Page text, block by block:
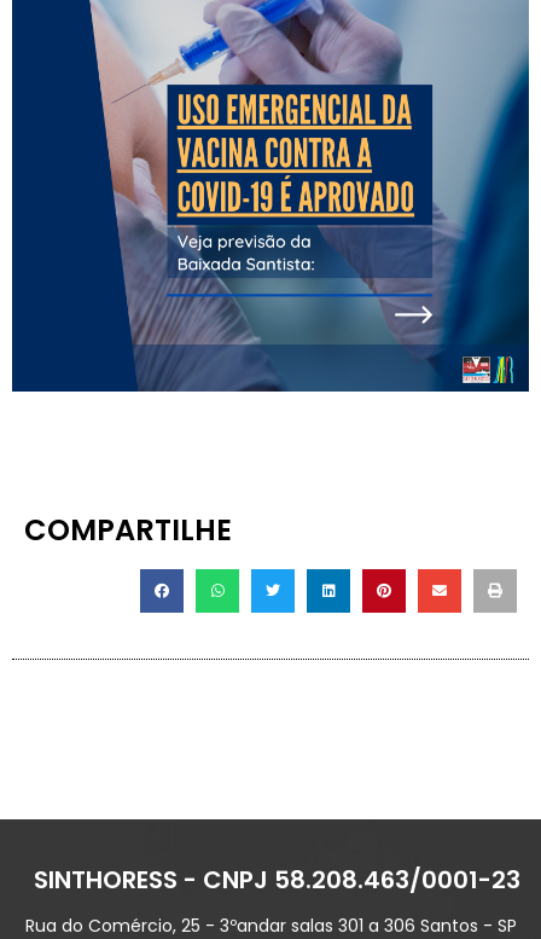
COMPARTILHE
SINTHORESS - CNPJ 58.208.463/0001-23
Rua do Comércio, 25 - 3ºandar salas 301 a 306 Santos - SP